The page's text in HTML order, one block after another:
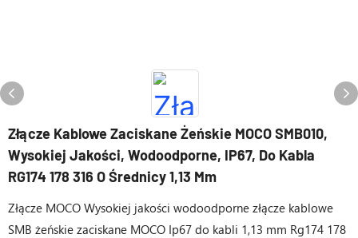
Złącze Kablowe Zaciskane Żeńskie MOCO SMB010,
Wysokiej Jakości, Wodoodporne, IP67, Do Kabla
RG174 178 316 O Średnicy 1,13 Mm
Złącze MOCO Wysokiej jakości wodoodporne złącze kablowe
SMB żeńskie zaciskane MOCO Ip67 do kabli 1,13 mm Rg174 178